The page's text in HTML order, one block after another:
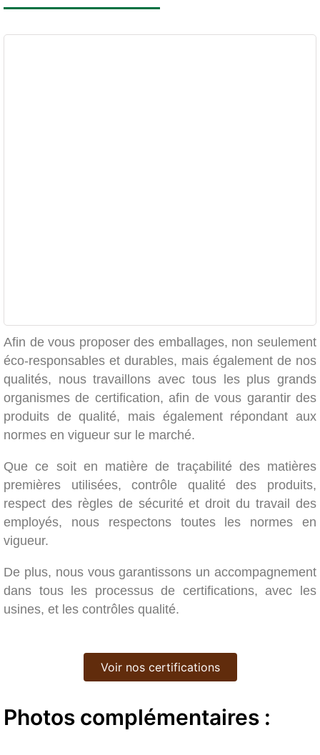
Afin de vous proposer des emballages, non seulement
éco-responsables et durables, mais également de nos
qualités, nous travaillons avec tous les plus grands
organismes de certification, afin de vous garantir des
produits de qualité, mais également répondant aux
normes en vigueur sur le marché.
Que ce soit en matière de traçabilité des matières
premières utilisées, contrôle qualité des produits,
respect des règles de sécurité et droit du travail des
employés, nous respectons toutes les normes en
vigueur.
De plus, nous vous garantissons un accompagnement
dans tous les processus de certifications, avec les
usines, et les contrôles qualité.
Voir nos certifications
Photos complémentaires :